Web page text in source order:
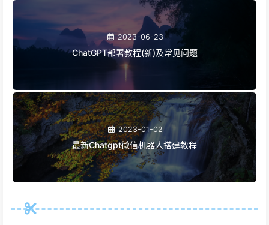
2023-06-23
ChatGPT部署教程(新)及常见问题
2023-01-02
最新Chatgpt微信机器人搭建教程